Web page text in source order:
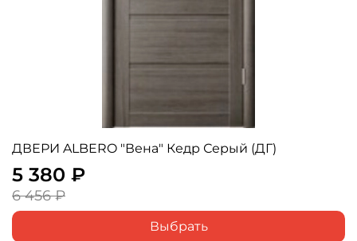
ДВЕРИ ALBERO "Вена" Кедр Серый (ДГ)
5 380 ₽
6 456 ₽
Выбрать